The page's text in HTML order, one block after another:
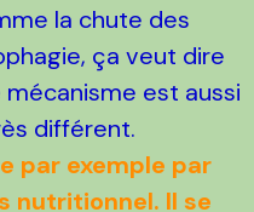
la chute des
ça veut dire
est aussi
différent.
par exemple par
nutritionnel. Il se